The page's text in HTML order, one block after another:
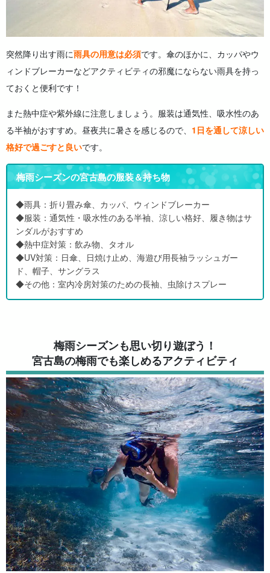
突然降り出す雨に雨具の用意は必須です。傘のほかに、カッパやウ
ィンドブレーカーなどアクティビティの邪魔にならない雨具を持っ
ておくと便利です！
また熱中症や紫外線に注意しましょう。服装は通気性、吸水性のあ
る半袖がおすすめ。昼夜共に暑さを感じるので、 1日を通して涼しい
格好で過ごすと良いです。
梅雨シーズンの宮古島の服装＆持ち物
◆雨具：折り畳み傘、カッパ、ウィンドブレーカー
◆服装：通気性・吸水性のある半袖、涼しい格好、履き物はサ
ンダルがおすすめ
◆熱中症対策：飲み物、タオル
◆UV対策：日傘、日焼け止め、海遊び用長袖ラッシュガー
ド、帽子、サングラス
◆その他：室内冷房対策のための長袖、虫除けスプレー
梅雨シーズンも思い切り遊ぼう！
宮古島の梅雨でも楽しめるアクティビティ